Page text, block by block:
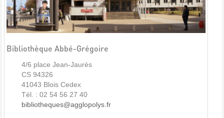
Bibliothèque Abbé-Grégoire
4/6 place Jean-Jaurès
CS 94326
41043 Blois Cedex
Tél. : 02 54 56 27 40
bibliotheques@agglopolys.fr